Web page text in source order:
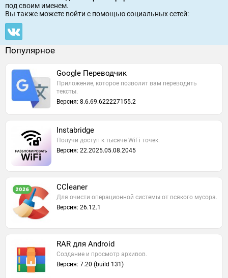
под своим именем.
Вы также можете войти c помощью социальных сетей:
Популярное
Google Переводчик
Приложение, которое позволит вам переводить
тексты.
Версия: 8.6.69.622227155.2
Instabridge
Получи доступ к тысяче WiFi точек.
Версия: 22.2025.05.08.2045
CCleaner
Для очисти операционной системы от всякого мусора.
Версия: 26.12.1
RAR для Android
Создание и просмотр архивов.
Версия: 7.20 (build 131)